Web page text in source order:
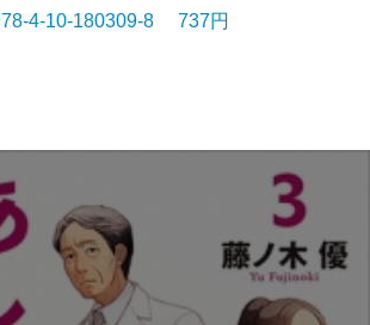
4-10-180309-8 737円